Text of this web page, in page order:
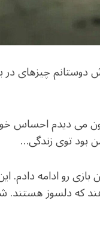
دوستانم چیزهای
می دیدم احساس
بود توی زندگی…
بازی رو ادامه
که دلسوز هستند.